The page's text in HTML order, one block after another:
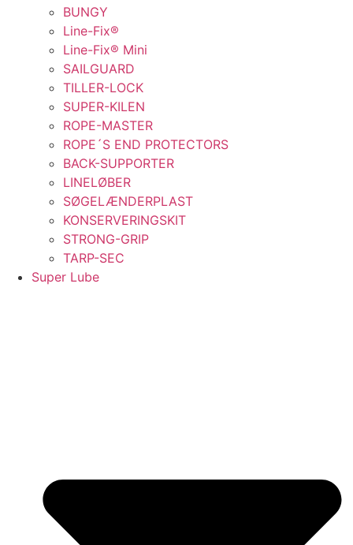
BUNGY
Line-Fix®
Line-Fix® Mini
SAILGUARD
TILLER-LOCK
SUPER-KILEN
ROPE-MASTER
ROPE´S END PROTECTORS
BACK-SUPPORTER
LINELØBER
SØGELÆNDERPLAST
KONSERVERINGSKIT
STRONG-GRIP
TARP-SEC
Super Lube